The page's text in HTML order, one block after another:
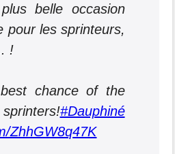
belle occasion
pour les sprinteurs,
!
chance of the
#Dauphiné
ZhhGW8q47K